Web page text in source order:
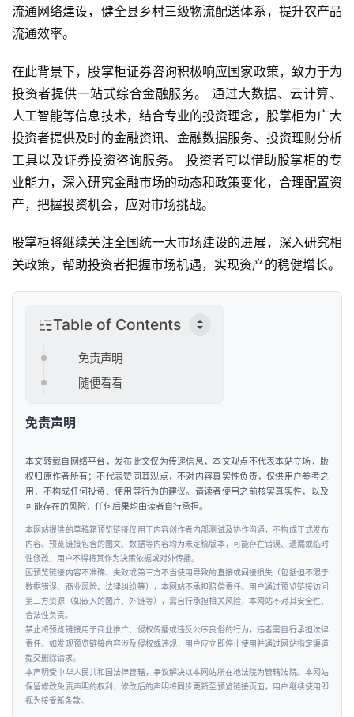
首
科
技
投
融
资
人
工
智
能
汽
流通网络建设，健全县乡村三级物流配送体系，提升农产品
流通效率。
在此背景下，股掌柜证券咨询积极响应国家政策，致力于为
投资者提供一站式综合金融服务。 通过大数据、云计算、
人工智能等信息技术，结合专业的投资理念，股掌柜为广大
投资者提供及时的金融资讯、金融数据服务、投资理财分析
工具以及证券投资咨询服务。 投资者可以借助股掌柜的专
业能力，深入研究金融市场的动态和政策变化，合理配置资
产，把握投资机会，应对市场挑战。
股掌柜将继续关注全国统一大市场建设的进展，深入研究相
关政策，帮助投资者把握市场机遇，实现资产的稳健增长。
Table of Contents
免责声明
随便看看
免责声明
本文转载自网络平台，发布此文仅为传递信息，本文观点不代表本站立场，版
权归原作者所有；不代表赞同其观点，不对内容真实性负责，仅供用户参考之
用，不构成任何投资、使用等行为的建议。请读者使用之前核实真实性，以及
可能存在的风险，任何后果均由读者自行承担。
本网站提供的草稿箱预览链接仅用于内容创作者内部测试及协作沟通，不构成正式发布
内容。预览链接包含的图文、数据等内容均为未定稿版本，可能存在错误、遗漏或临时
性修改，用户不得将其作为决策依据或对外传播。
因预览链接内容不准确、失效或第三方不当使用导致的直接或间接损失（包括但不限于
数据错误、商业风险、法律纠纷等），本网站不承担赔偿责任。用户通过预览链接访问
第三方资源（如嵌入的图片、外链等），需自行承担相关风险，本网站不对其安全性、
合法性负责。
禁止将预览链接用于商业推广、侵权传播或违反公序良俗的行为，违者需自行承担法律
责任。如发现预览链接内容涉及侵权或违规，用户应立即停止使用并通过网站指定渠道
提交删除请求。
本声明受中华人民共和国法律管辖，争议解决以本网站所在地法院为管辖法院。本网站
保留修改免责声明的权利，修改后的声明将同步更新至预览链接页面，用户继续使用即
视为接受新条款。